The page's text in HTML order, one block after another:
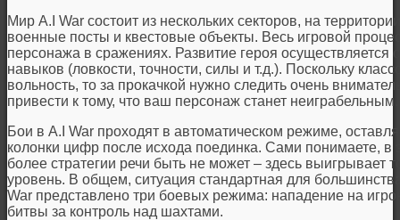
Мир A.I War состоит из нескольких секторов, на
военные посты и квестовые объекты. Весь игровой
персонажа в сражениях. Развитие героя
навыков (ловкости, точности, силы и т.д.). Поскольку
вольность, то за прокачкой нужно следить очень
привести к тому, что ваш персонаж станет неиграбельным.
Бои в A.I War проходят в автоматическом режиме,
колонки цифр после исхода поединка. Сами понимаете, в
более стратегии речи быть не может – здесь выигрывает
уровень. В общем, ситуация стандартная для
War представлено три боевых режима: нападение на
битвы за контроль над шахтами.